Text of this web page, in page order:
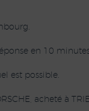
en 10
est possible.
acheté à